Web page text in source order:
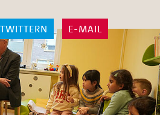
TWITTERN E-MAIL